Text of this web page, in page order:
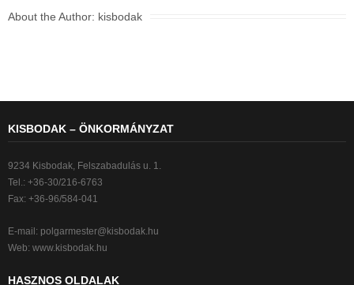
About the Author: kisbodak
KISBODAK – ÖNKORMÁNYZAT
9234 Kisbodak, Felszabadulás u. 1.
Tel.: +36-30/216-6763
Fax: +36-96/584-041
E-mail: polgarmester@kisbodak.hu
Web: www.kisbodak.hu
HASZNOS OLDALAK